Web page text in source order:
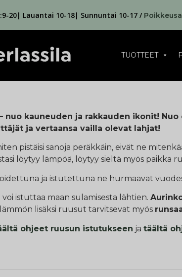
20| Lauantai 10-18| Sunnuntai 10-17 /
TUOTTEET
nuo kauneuden ja rakkauden ikonit!
ja vertaansa vailla olevat lahjat!
pistäisi sanoja peräkkäin, eivät ne
löytyy lämpöä, löytyy sieltä myös paikka
ja istutettuna ne hurmaavat
voi istuttaa maan sulamisesta lähtien.
lisäksi ruusut tarvitsevat myös
ohjeet ruusun istutukseen ja täältä